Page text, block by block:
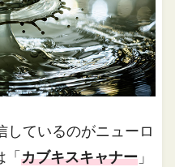
しているのがニューロ
「カブキスキャナー 」